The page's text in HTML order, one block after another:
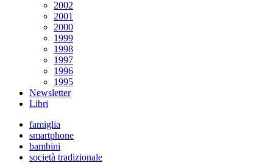
2002
2001
2000
1999
1998
1997
1996
1995
Newsletter
Libri
famiglia
smartphone
bambini
società tradizionale